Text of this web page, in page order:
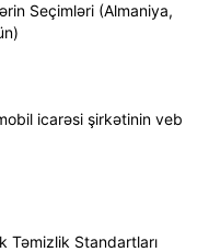
Seçimləri (Almaniya,
icarəsi şirkətinin veb
Təmizlik Standartları